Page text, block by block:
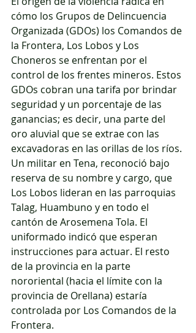
cómo los Grupos de Delincuencia
Organizada (GDOs) los Comandos de
la Frontera, Los Lobos y Los
Choneros se enfrentan por el
control de los frentes mineros. Estos
GDOs cobran una tarifa por brindar
seguridad y un porcentaje de las
ganancias; es decir, una parte del
oro aluvial que se extrae con las
excavadoras en las orillas de los ríos.
Un militar en Tena, reconoció bajo
reserva de su nombre y cargo, que
Los Lobos lideran en las parroquias
Talag, Huambuno y en todo el
cantón de Arosemena Tola. El
uniformado indicó que esperan
instrucciones para actuar. El resto
de la provincia en la parte
nororiental (hacia el límite con la
provincia de Orellana) estaría
controlada por Los Comandos de la
Frontera.